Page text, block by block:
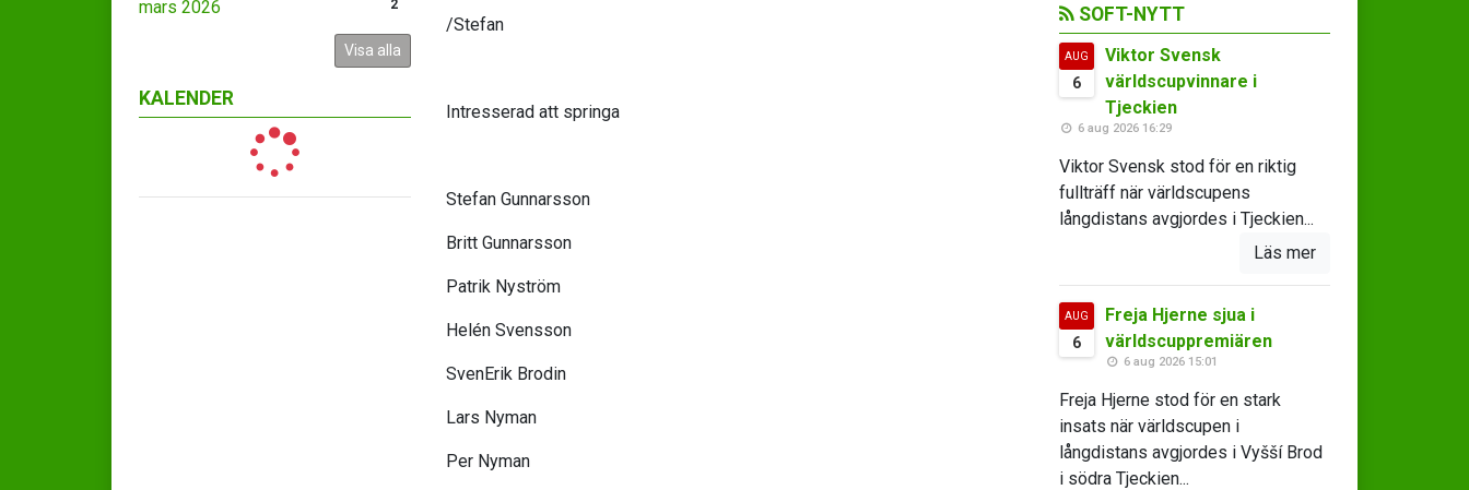
mars 2026 2
Visa alla
KALENDER
/Stefan
Intresserad att springa
Stefan Gunnarsson
Britt Gunnarsson
Patrik Nyström
Helén Svensson
SvenErik Brodin
Lars Nyman
Per Nyman
SOFT-NYTT
AUG
6
Viktor Svensk
världscupvinnare i
Tjeckien
6 aug 2026 16:29
Viktor Svensk stod för en riktig
fullträff när världscupens
långdistans avgjordes i Tjeckien...
Läs mer
AUG
6
Freja Hjerne sjua i
världscuppremiären
6 aug 2026 15:01
Freja Hjerne stod för en stark
insats när världscupen i
långdistans avgjordes i Vyšší Brod
i södra Tjeckien...